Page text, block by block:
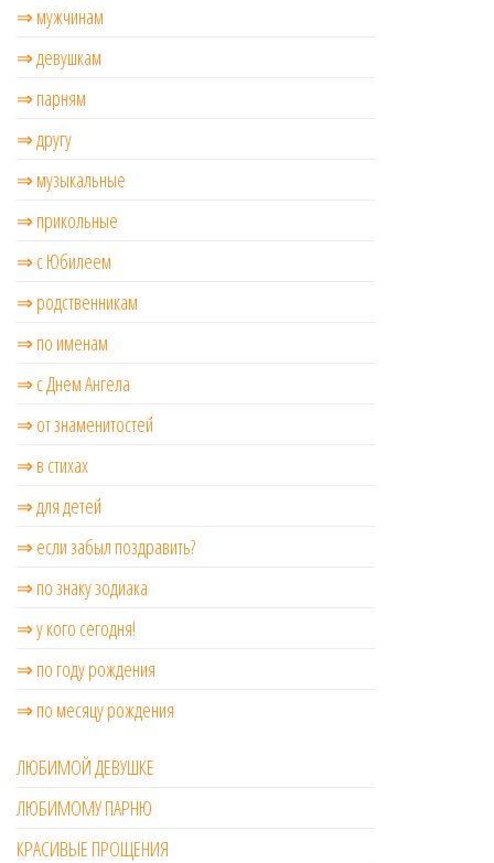
⇒ мужчинам
⇒ девушкам
⇒ парням
⇒ другу
⇒ музыкальные
⇒ прикольные
⇒ с Юбилеем
⇒ родственникам
⇒ по именам
⇒ с Днем Ангела
⇒ от знаменитостей
⇒ в стихах
⇒ для детей
⇒ если забыл поздравить?
⇒ по знаку зодиака
⇒ у кого сегодня!
⇒ по году рождения
⇒ по месяцу рождения
ЛЮБИМОЙ ДЕВУШКЕ
ЛЮБИМОМУ ПАРНЮ
КРАСИВЫЕ ПРОЩЕНИЯ